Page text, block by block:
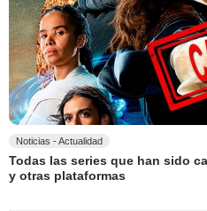
Noticias - Actualidad
Todas las series que han sido
y otras plataformas